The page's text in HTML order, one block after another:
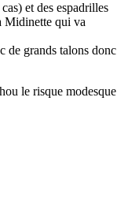
et des espadrilles
Midinette qui va
de grands talons donc
le risque modesque